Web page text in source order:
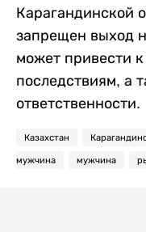
Карагандинской
запрещен выход
может привести
последствиям, а
ответственности.
Казахстан
мужчина мужчина